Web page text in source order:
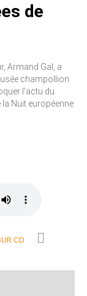
de
Armand Gal, a
champollion
l'actu du
Nuit européenne
CD